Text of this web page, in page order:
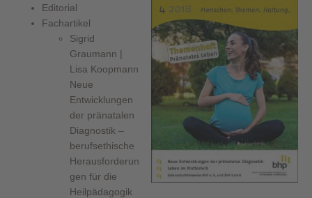
Editorial
Fachartikel
Sigrid
Graumann |
Lisa Koopmann
Neue
Entwicklungen
der pränatalen
Diagnostik –
berufsethische
Herausforderun
gen für die
Heilpädagogik